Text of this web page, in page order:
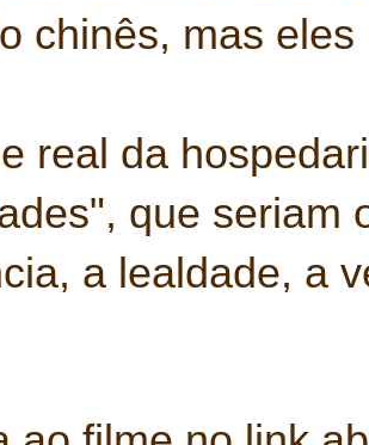
chinês, mas
real da
que seriam
a lealdade, a